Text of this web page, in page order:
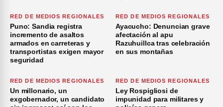
RED DE MEDIOS REGIONALES
Puno: Sandia registra
incremento de asaltos
armados en carreteras y
transportistas exigen mayor
seguridad
RED DE MEDIOS REGIONALES
Ayacucho: Denuncian grave
afectación al apu
Razuhuillca tras celebración
en sus montañas
RED DE MEDIOS REGIONALES
Un millonario, un
exgobernador, un candidato
RED DE MEDIOS REGIONALES
Ley Rospigliosi de
impunidad para militares y